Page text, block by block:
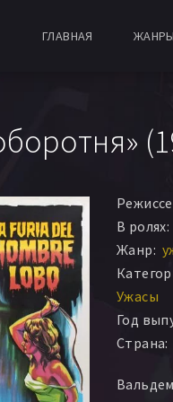
ГЛАВНАЯ ЖАНРЫ
В ролях:
Жанр:
Ужасы
Год
Страна: